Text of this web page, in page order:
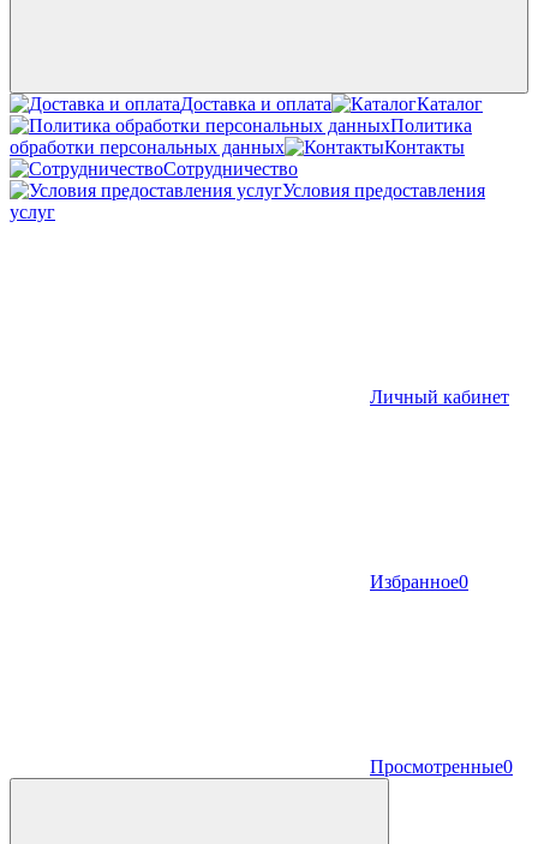
Доставка и оплата
Каталог
Политика
обработки персональных данных
Контакты
Сотрудничество
Условия предоставления
услуг
Личный кабинет
Избранное0
Просмотренные0